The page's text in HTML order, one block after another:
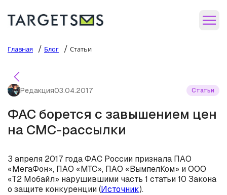
Главная / Блог / Статьи
Редакция03.04.2017 Статьи
ФАС борется с завышением цен
на СМС-рассылки
3 апреля 2017 года ФАС России признала ПАО
«МегаФон», ПАО «МТС», ПАО «ВымпелКом» и ООО
«Т2 Мобайл» нарушившими часть 1 статьи 10 Закона
о защите конкуренции (Источник).